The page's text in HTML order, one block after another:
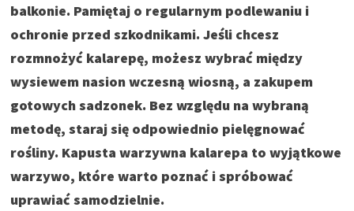
balkonie. Pamiętaj o regularnym podlewaniu i
ochronie przed szkodnikami. Jeśli chcesz
rozmnożyć kalarepę, możesz wybrać między
wysiewem nasion wczesną wiosną, a zakupem
gotowych sadzonek. Bez względu na wybraną
metodę, staraj się odpowiednio pielęgnować
rośliny. Kapusta warzywna kalarepa to wyjątkowe
warzywo, które warto poznać i spróbować
uprawiać samodzielnie.